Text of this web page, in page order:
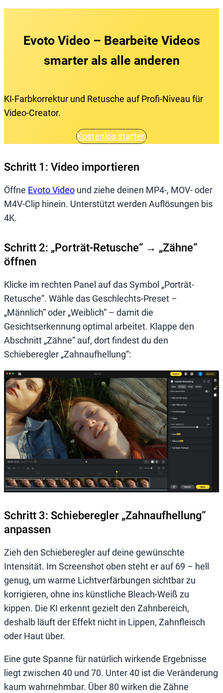
Evoto Video – Bearbeite Videos
smarter als alle anderen
KI-Farbkorrektur und Retusche auf Profi-Niveau für
Video-Creator.
Kostenlos starten
Schritt 1: Video importieren
Öffne Evoto Video und ziehe deinen MP4-, MOV- oder
M4V-Clip hinein. Unterstützt werden Auflösungen bis
4K.
Schritt 2: „Porträt-Retusche“ → „Zähne“
öffnen
Klicke im rechten Panel auf das Symbol „Porträt-
Retusche“. Wähle das Geschlechts-Preset –
„Männlich“ oder „Weiblich“ – damit die
Gesichtserkennung optimal arbeitet. Klappe den
Abschnitt „Zähne“ auf, dort findest du den
Schieberegler „Zahnaufhellung“:
Schritt 3: Schieberegler „Zahnaufhellung“
anpassen
Zieh den Schieberegler auf deine gewünschte
Intensität. Im Screenshot oben steht er auf 69 – hell
genug, um warme Lichtverfärbungen sichtbar zu
korrigieren, ohne ins künstliche Bleach-Weiß zu
kippen. Die KI erkennt gezielt den Zahnbereich,
deshalb läuft der Effekt nicht in Lippen, Zahnfleisch
oder Haut über.
Eine gute Spanne für natürlich wirkende Ergebnisse
liegt zwischen 40 und 70. Unter 40 ist die Veränderung
kaum wahrnehmbar. Über 80 wirken die Zähne